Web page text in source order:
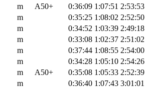
m Α50+ 0:36:09 1:07:51 2:53:53
m 0:35:25 1:08:02 2:52:50
m 0:34:52 1:03:39 2:49:18
m 0:33:08 1:02:37 2:51:02
m 0:37:44 1:08:55 2:54:00
m 0:34:28 1:05:10 2:54:26
m Α50+ 0:35:08 1:05:33 2:52:39
m 0:36:40 1:07:43 3:01:01